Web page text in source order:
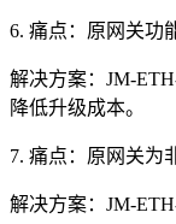
6. 痛点：原网关功
解决方案：JM-
降低升级成本。
7. 痛点：原网关为
解决方案：JM-